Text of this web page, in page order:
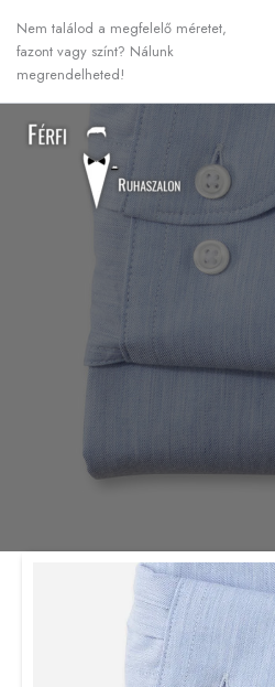
Nem találod a megfelelő méretet,
fazont vagy színt? Nálunk
megrendelheted!